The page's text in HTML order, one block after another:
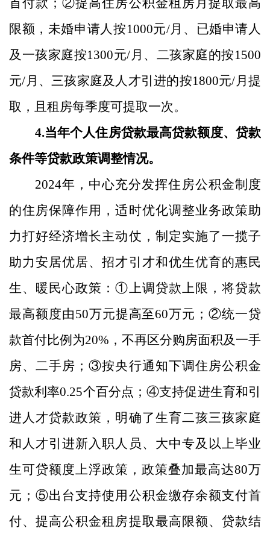
首付款； ②提高住房公积金租房月提取最高
限额，未婚申请人按1000元/月、已婚申请人
及一孩家庭按1300元/月、二孩家庭的按1500
元/月、三孩家庭及人才引进的按1800元/月提
取，且租房每季度可提取一次。
4.当年个人住房贷款最高贷款额度、贷款
条件等贷款政策调整情况。
2024年 ，中心充分发挥住房公积金制度
的住房保障作用，适时优化调整业务政策助
力打好经济增长主动仗，制定实施了一揽子
助力安居优居、招才引才和优生优育的惠民
生、暖民心政策：①上调贷款上限，将贷款
最高额度由50万元提高至60万元；②统一贷
款首付比例为20% ，不再区分购房面积及一手
房、二手房；③按央行通知下调住房公积金
贷款利率0.25个百分点；④支持促进生育和引
进人才贷款政策，明确了生育二孩三孩家庭
和人才引进新入职人员、大中专及以上毕业
生可贷额度上浮政策，政策叠加最高达80万
元；⑤出台支持使用公积金缴存余额支付首
付、提高公积金租房提取最高限额、贷款结